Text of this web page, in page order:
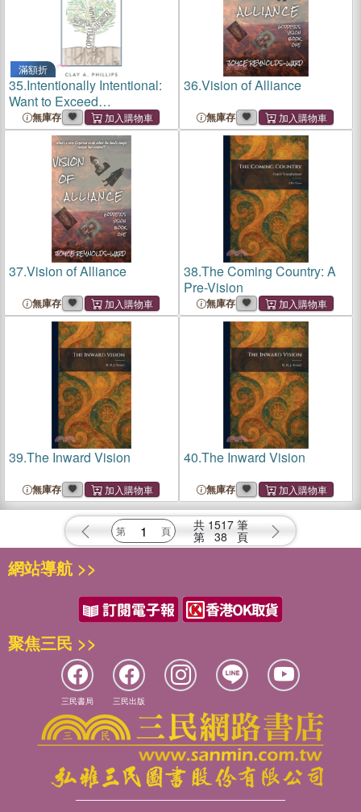
滿額折
35.Intentionally Intentional:
Want to Exceed
Expectations? Create
Healthy Culture and Cast
Aspirational Vision
無庫存
36.Vision of Alliance
無庫存
37.Vision of Alliance
無庫存
38.The Coming Country: A
Pre-Vision
無庫存
39.The Inward Vision
無庫存
40.The Inward Vision
無庫存
共 1517 筆
第 38 頁
網站導航 >>
聚焦三民 >>
三民書局 三民出版